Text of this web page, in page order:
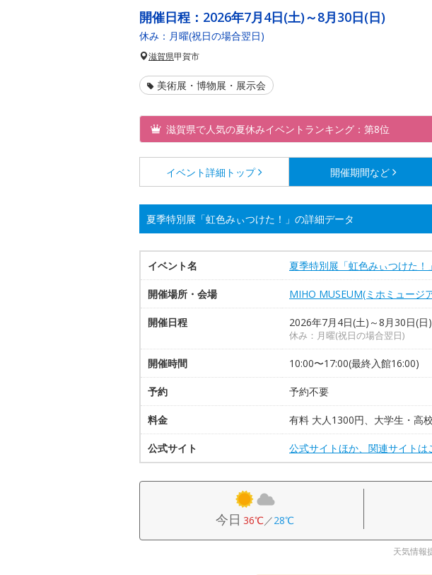
開催日程： 2026年7月4日(土)～8月30日(日)
休み：月曜(祝日の場合翌日)
滋賀県甲賀市
美術展・博物展・展示会
滋賀県で人気の夏休みイベントランキング：第8位
イベント詳細 トップ 開催期間など
夏季特別展「虹色みぃつけた！」の詳細データ
イベント名 夏季特別展「虹色みぃつけた！」
開催場所・会場 MIHO MUSEUM(ミホミュージ
開催日程 2026年7月4日(土)～8月30日(日)
休み：月曜(祝日の場合翌日)
開催時間 10:00〜17:00(最終入館16:00)
予約 予約不要
料金 有料 大人1300円、大学生・高
公式サイト 公式サイトほか、関連サイトは
今日 36℃／28℃
天気情報